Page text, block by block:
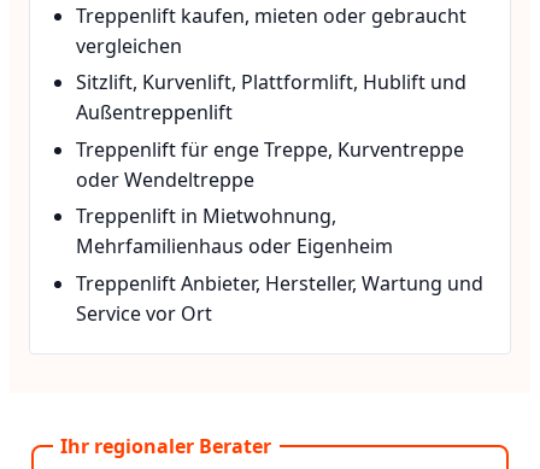
Treppenlift kaufen, mieten oder gebraucht
vergleichen
Sitzlift, Kurvenlift, Plattformlift, Hublift und
Außentreppenlift
Treppenlift für enge Treppe, Kurventreppe
oder Wendeltreppe
Treppenlift in Mietwohnung,
Mehrfamilienhaus oder Eigenheim
Treppenlift Anbieter, Hersteller, Wartung und
Service vor Ort
Ihr regionaler Berater